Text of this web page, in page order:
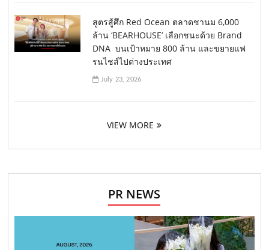
สูตรสู้ศึก Red Ocean ตลาดชานม 6,000
ล้าน ‘BEARHOUSE’ เลือกชนะด้วย Brand
DNA บนเป้าหมาย 800 ล้าน และขยายแฟ
รนไชส์ไปต่างประเทศ
July 23, 2026
VIEW MORE
PR NEWS